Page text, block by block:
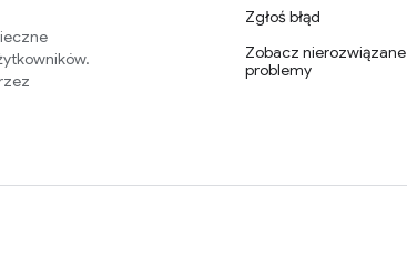
Zgłoś błąd
Zobacz nierozwiązane
problemy